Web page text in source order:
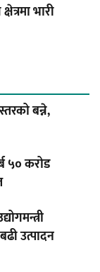
भारी
बन्ने,
५० करोड
उत्पादन